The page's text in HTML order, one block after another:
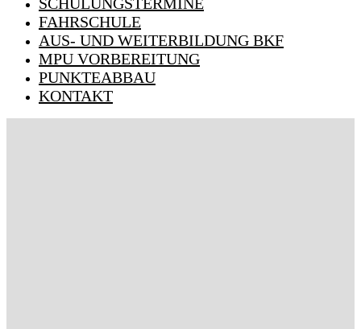
FAHRSCHULE
AUS- UND WEITERBILDUNG BKF
MPU VORBEREITUNG
PUNKTEABBAU
KONTAKT